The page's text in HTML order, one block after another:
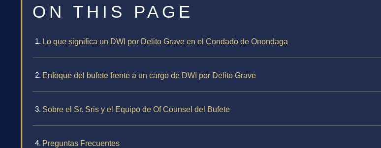
ON THIS PAGE
Lo que significa un DWI por Delito Grave en el Condado de Onondaga
Enfoque del bufete frente a un cargo de DWI por Delito Grave
Sobre el Sr. Sris y el Equipo de Of Counsel del Bufete
Preguntas Frecuentes